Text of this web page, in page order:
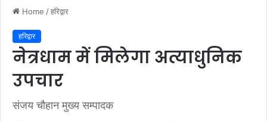
Home /हरिद्वार
हरिद्वार
नेत्रधाम में मिलेगा अत्याधुनिक
उपचार
संजय चौहान मुख्य सम्पादक